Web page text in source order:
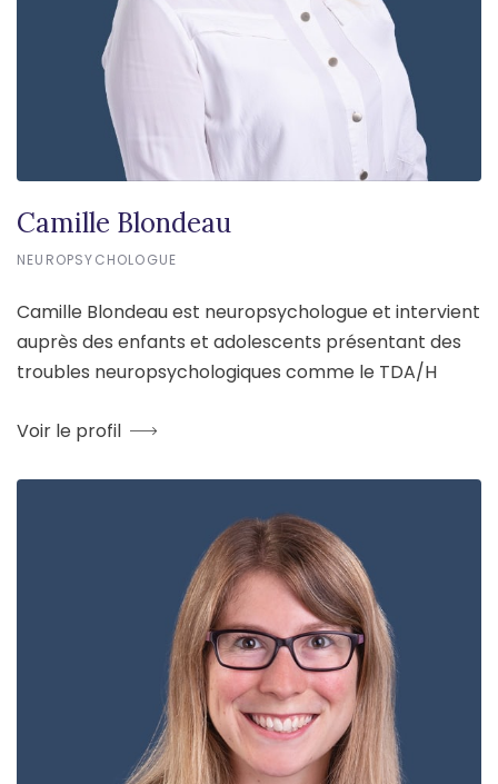
Camille Blondeau
NEUROPSYCHOLOGUE
Camille Blondeau est neuropsychologue et intervient
auprès des enfants et adolescents présentant des
troubles neuropsychologiques comme le TDA/H
Voir le profil